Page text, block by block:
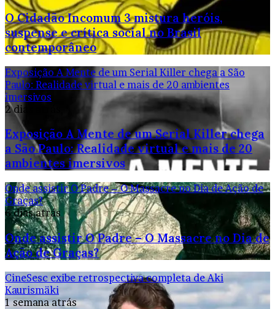
O Cidadão Incomum 3 mistura heróis,
suspense e crítica social no Brasil
contemporâneo
Exposição A Mente de um Serial Killer chega a São
Paulo: Realidade virtual e mais de 20 ambientes
imersivos
2 dias atrás
Exposição A Mente de um Serial Killer chega
a São Paulo: Realidade virtual e mais de 20
ambientes imersivos
Onde assistir O Padre – O Massacre no Dia de Ação de
Graças?
6 dias atrás
Onde assistir O Padre – O Massacre no Dia de
Ação de Graças?
CineSesc exibe retrospectiva completa de Aki
Kaurismäki
1 semana atrás